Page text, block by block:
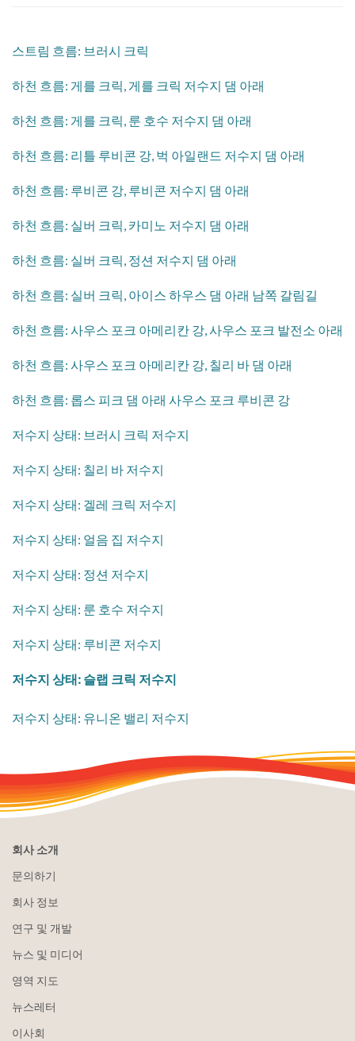
스트림 흐름: 브러시 크릭
​하천 흐름: 게를 크릭, 게를 크릭 저수지 댐 아래
​하천 흐름: 게를 크릭, 룬 호수 저수지 댐 아래
​하천 흐름: 리틀 루비콘 강, 벅 아일랜드 저수지 댐 아래
​하천 흐름: 루비콘 강, 루비콘 저수지 댐 아래
​하천 흐름: 실버 크릭, 카미노 저수지 댐 아래
​하천 흐름: 실버 크릭, 정션 저수지 댐 아래
​하천 흐름: 실버 크릭, 아이스 하우스 댐 아래 남쪽 갈림길
​하천 흐름: 사우스 포크 아메리칸 강, 사우스 포크 발전소 아래
​하천 흐름: 사우스 포크 아메리칸 강, 칠리 바 댐 아래
하천 흐름: 롭스 피크 댐 아래 사우스 포크 루비콘 강
​저수지 상태: 브러시 크릭 저수지
​저수지 상태: 칠리 바 저수지
​저수지 상태: 겔레 크릭 저수지
​저수지 상태: 얼음 집 저수지
​저수지 상태: 정션 저수지
​저수지 상태: 룬 호수 저수지
​저수지 상태: 루비콘 저수지
​저수지 상태: 슬랩 크릭 저수지
​저수지 상태: 유니온 밸리 저수지
회사 소개
문의하기
회사 정보
연구 및 개발
뉴스 및 미디어
영역 지도
뉴스레터
이사회